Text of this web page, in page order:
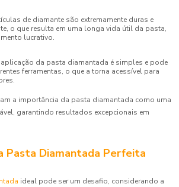
de diamante são extremamente duras e
o que resulta em uma longa vida útil da pasta,
lucrativo.
da pasta diamantada é simples e pode
ferramentas, o que a torna acessível para
a importância da pasta diamantada como uma
garantindo resultados excepcionais em
Pasta Diamantada Perfeita
ideal pode ser um desafio, considerando a